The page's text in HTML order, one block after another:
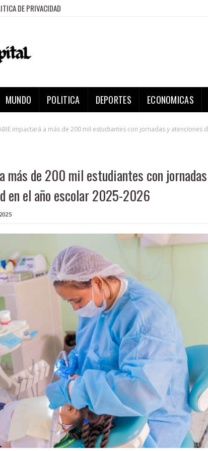
DE PRIVACIDAD
MUNDO POLITICA DEPORTES ECONOMICAS
impactará a más de 200 mil estudiantes con jornadas y atenciones
más de 200 mil estudiantes con
en el año escolar 2025-2026